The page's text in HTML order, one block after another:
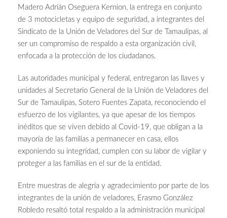
Madero Adrián Oseguera Kernion, la entrega en conjunto
de 3 motocicletas y equipo de seguridad, a integrantes del
Sindicato de la Unión de Veladores del Sur de Tamaulipas, al
ser un compromiso de respaldo a esta organización civil,
enfocada a la protección de los ciudadanos.
Las autoridades municipal y federal, entregaron las llaves y
unidades al Secretario General de la Unión de Veladores del
Sur de Tamaulipas, Sotero Fuentes Zapata, reconociendo el
esfuerzo de los vigilantes, ya que apesar de los tiempos
inéditos que se viven debido al Covid-19, que obligan a la
mayoría de las familias a permanecer en casa, ellos
exponiendo su integridad, cumplen con su labor de vigilar y
proteger a las familias en el sur de la entidad.
Entre muestras de alegría y agradecimiento por parte de los
integrantes de la unión de veladores, Erasmo González
Robledo resaltó total respaldo a la administración municipal